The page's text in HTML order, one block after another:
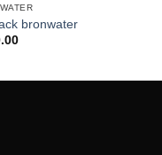
bronwater